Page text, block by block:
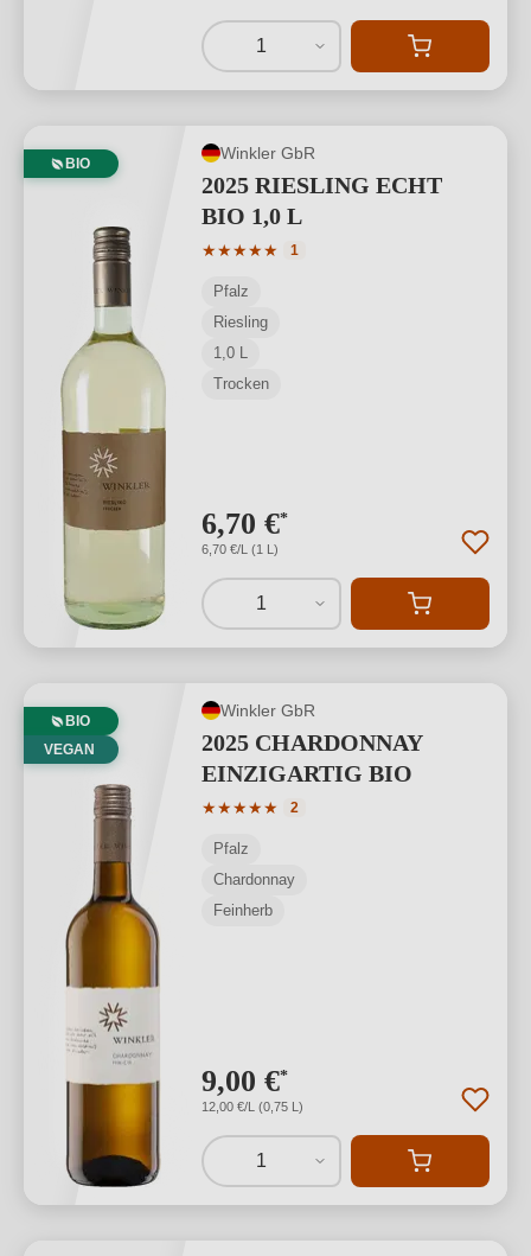
1
BIO
Winkler GbR
2025 RIESLING ECHT
BIO 1,0 L
★★★★★
Durchschnittliche Bewertung von 5
1
Pfalz
Riesling
1,0 L
Trocken
6,70 €*
6,70 €/L (1 L)
1
BIO
VEGAN
Winkler GbR
2025 CHARDONNAY
EINZIGARTIG BIO
★★★★★
Durchschnittliche Bewertung von 5
2
Pfalz
Chardonnay
Feinherb
9,00 €*
12,00 €/L (0,75 L)
1